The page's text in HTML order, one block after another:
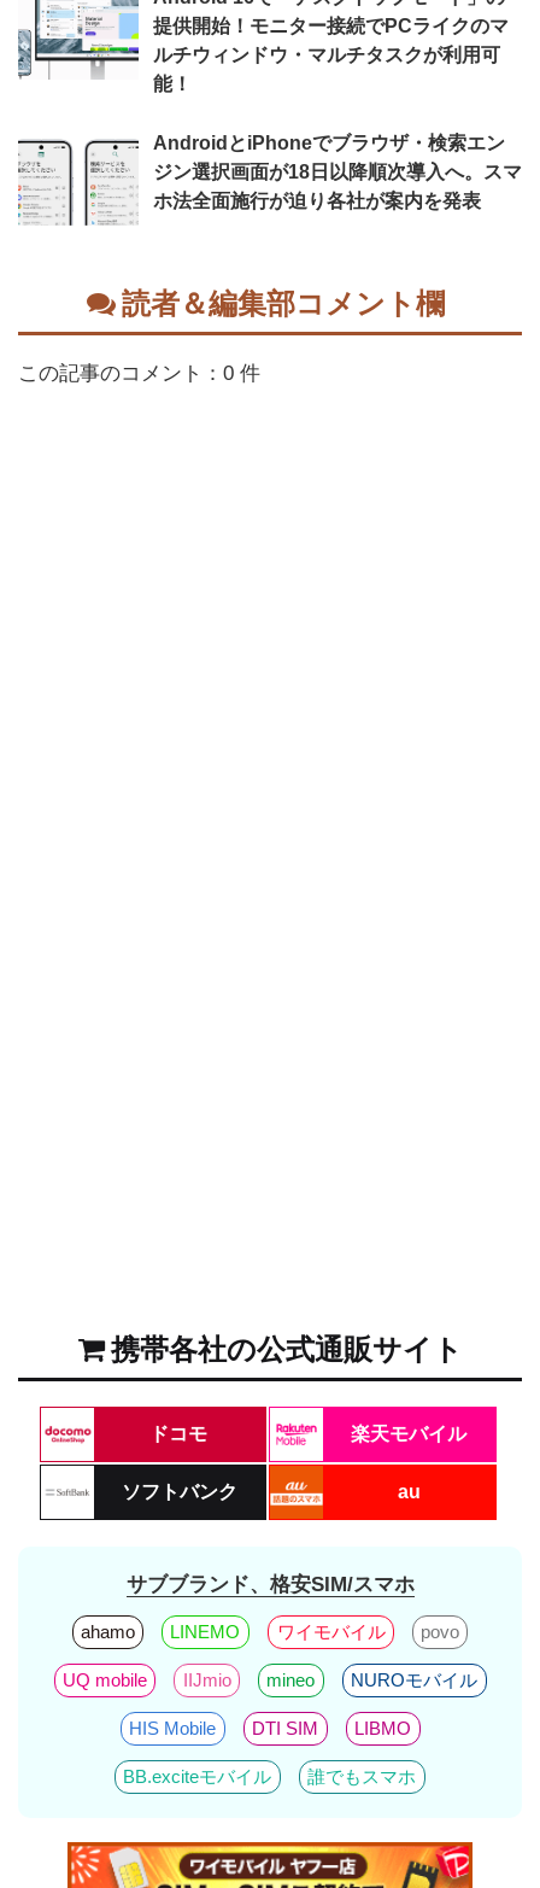
提供開始！モニター接続でPCライクのマ
ルチウィンドウ・マルチタスクが利用可
能！
AndroidとiPhoneでブラウザ・検索エン
ジン選択画面が18日以降順次導入へ。スマ
ホ法全面施行が迫り各社が案内を発表
読者＆編集部コメント欄
この記事のコメント：0 件
携帯各社の公式通販サイト
ドコモ 楽天モバイル
ソフトバンク au
サブブランド、格安SIM/スマホ
ahamo LINEMO ワイモバイル povo
UQ mobile IIJmio mineo NUROモバイル
HIS Mobile DTI SIM LIBMO
BB.exciteモバイル 誰でもスマホ